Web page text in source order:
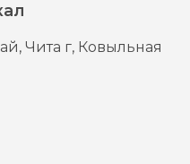
Чита г, Ковыльная